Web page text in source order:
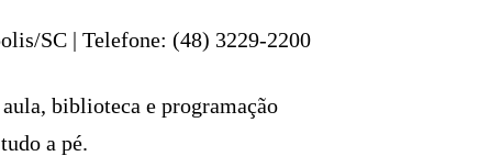
SC | Telefone: (48) 3229-2200
biblioteca e programação
a pé.